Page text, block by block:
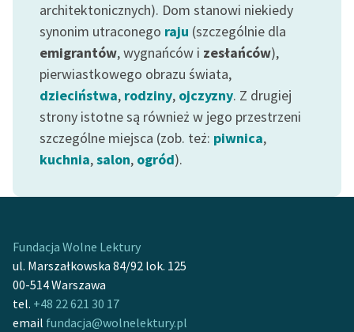
Odkurzamy bohaterów
Szkoła Poezji Wolnych
Lektur
O nas
Kontakt
O projekcie
Zespół
Zasady wykorzystania
Wolnych Lektur
Logotypy
architektonicznych). Dom stanowi niekiedy
synonim utraconego raju (szczególnie dla
emigrantów, wygnańców i zesłańców),
pierwiastkowego obrazu świata,
dzieciństwa, rodziny, ojczyzny. Z drugiej
strony istotne są również w jego przestrzeni
szczególne miejsca (zob. też: piwnica,
kuchnia,salon, ogród).
Fundacja Wolne Lektury
ul. Marszałkowska 84/92 lok. 125
00-514 Warszawa
tel. +48 22 621 30 17
email fundacja@wolnelektury.pl